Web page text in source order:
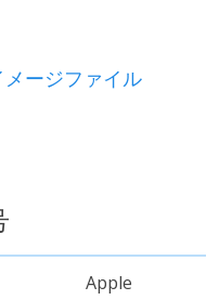
メージファイル
Apple